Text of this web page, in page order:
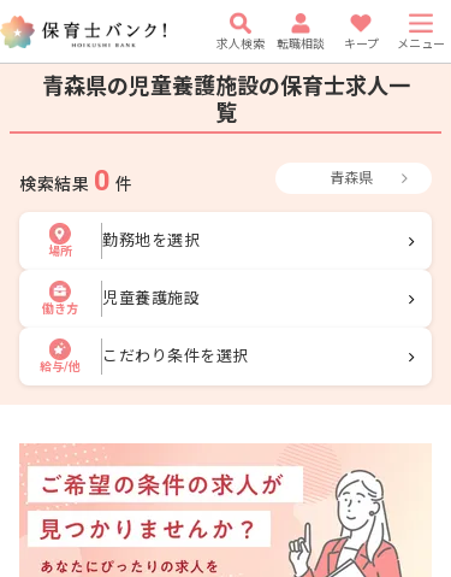
求人検索 転職相談 キープ メニュー
青森県の児童養護施設の保育士求人一
覧
検索結果 0 件 青森県
場所
勤務地を選択
働き方
児童養護施設
給与/他
こだわり条件を選択